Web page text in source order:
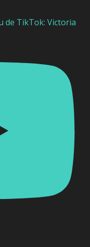
de TikTok: Victoria